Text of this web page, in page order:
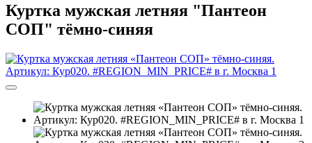
Куртка мужская летняя "Пантеон
СОП" тёмно-синяя